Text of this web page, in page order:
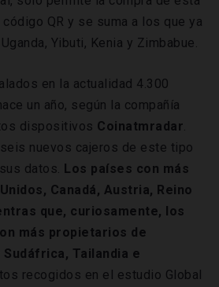
QR y se suma a los que ya
Yibuti, Kenia y Zimbabue.
en la actualidad 4.300
un año, según la compañía
dispositivos Coinatmradar
nuevos cajeros de este tipo
datos. Los países con más
Canadá, Austria, Reino
que, curiosamente, los
más propietarios de
Tailandia e
recogidos en el estudio Global